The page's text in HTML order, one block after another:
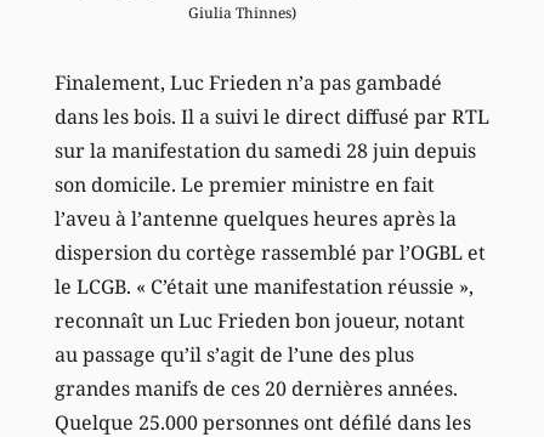
Giulia Thinnes)
Finalement, Luc Frieden n’a pas gambadé
dans les bois. Il a suivi le direct diffusé par RTL
sur la manifestation du samedi 28 juin depuis
son domicile. Le premier ministre en fait
l’aveu à l’antenne quelques heures après la
dispersion du cortège rassemblé par l’OGBL et
le LCGB. « C’était une manifestation réussie »,
reconnaît un Luc Frieden bon joueur, notant
au passage qu’il s’agit de l’une des plus
grandes manifs de ces 20 dernières années.
Quelque 25.000 personnes ont défilé dans les